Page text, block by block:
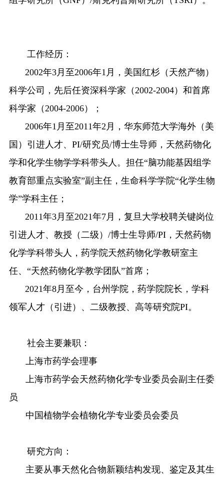
工作经历：
2002年3月至2006年1 月，美国红杉（天然产物）
科学公司，先后任资深科学家（ 2002-2004）和首席
科学家（ 2004-2006）；
2006年1 月至2011年2 月，华东师范大学海外（美
国）引进人才、 PI/研究员/博士生导师，天然药物化
学和化学生物学学科带头人。担任“脑功能基因组学
教育部重点实验室”副主任，生命科学学院“化学生物
学”学科主任；
2011年3月至2021年7月，复旦大学校聘关键岗位
引进人才、教授（二级） /博士生导师/PI，天然药物
化学学科带头人，药学院天然药物化学教研室主
任、 “天然药物化学教学团队”首席；
2021年8月至今，台州学院，药学院院长，学科
领军人才（引进）、二级教授、高等研究院PI。
社会主要兼职：
上海市药学会理事
上海市药学会天然药物化学专业委员会副主任委
员
中国植物学会植物化学专业委员会委员
研究方向：
主要从事天然化合物新颖结构发现、鉴定及其生